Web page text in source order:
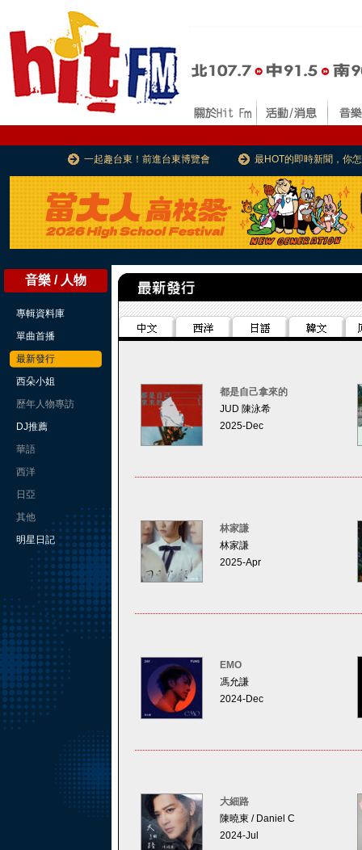
一起趣台東！前進台東博覽會 最HOT的即時新聞，你
音樂 / 人物
專輯資料庫
單曲首播
最新發行
西朵小姐
歷年人物專訪
DJ推薦
華語
西洋
日亞
其他
明星日記
都是自己拿來的
JUD 陳泳希
2025-Dec
林家謙
林家謙
2025-Apr
EMO
馮允謙
2024-Dec
大細路
陳曉東 / Daniel C
2024-Jul